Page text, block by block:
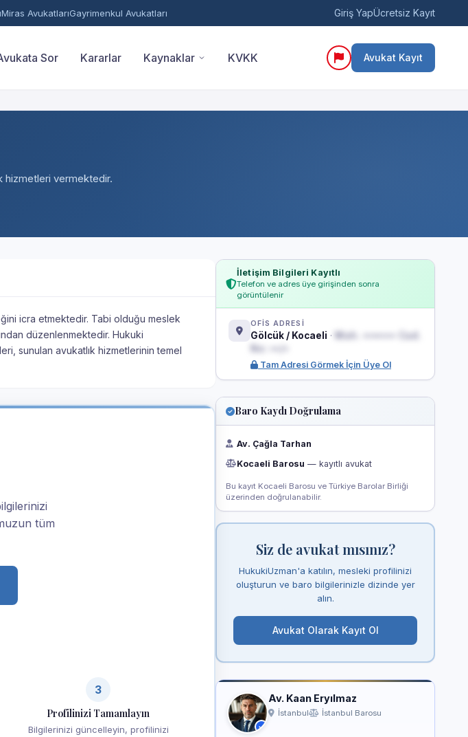
Miras AvukatlarıGayrimenkul Avukatları Giriş YapÜcretsiz Kayıt
Sor Kararlar Kaynaklar KVKK Avukat Kayıt
hizmetleri vermektedir.
icra etmektedir. Tabi olduğu meslek
düzenlenmektedir. Hukuki
sunulan avukatlık hizmetlerinin temel
tüm
3
Profilinizi Tamamlayın
Bilgilerinizi güncelleyin, profilinizi
İletişim Bilgileri Kayıtlı
Telefon ve adres üye girişinden sonra
görüntülenir
OFİS ADRESİ
Gölcük / Kocaeli ·
Mah. ••••••• Cad.
Tam Adresi Görmek İçin Üye Ol
Baro Kaydı Doğrulama
Av. Çağla Tarhan
Kocaeli Barosu — kayıtlı avukat
Bu kayıt Kocaeli Barosu ve Türkiye Barolar Birliği
üzerinden doğrulanabilir.
Siz de avukat mısınız?
HukukiUzman'a katılın, mesleki profilinizi
oluşturun ve baro bilgilerinizle dizinde yer
alın.
Avukat Olarak Kayıt Ol
Av. Kaan Eryılmaz
İstanbul İstanbul Barosu